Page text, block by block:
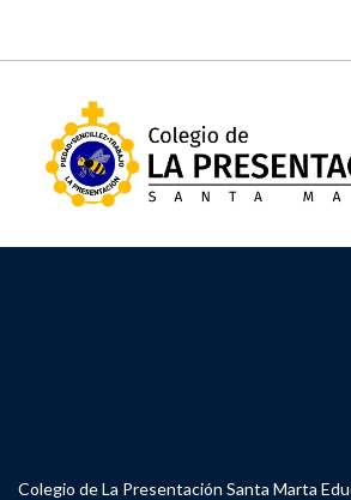
Colegio de La Presentación Santa Marta